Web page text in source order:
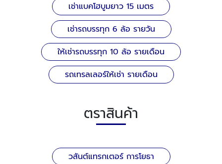
เช่าแบคโฮบูมยาว 15 เมตร
เช่ารถบรรทุก 6 ล้อ รายวัน
ให้เช่ารถบรรทุก 10 ล้อ รายเดือน
รถเทรลเลอร์ให้เช่า รายเดือน
ตราสินค้า
วสันต์แทรกเตอร์ การโยธา